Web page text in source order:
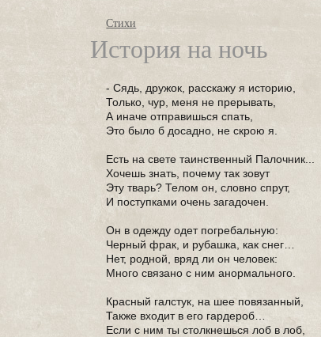
Стихи
История на ночь
- Сядь, дружок, расскажу я историю,
Только, чур, меня не прерывать,
А иначе отправишься спать,
Это было б досадно, не скрою я.
Есть на свете таинственный Палочник...
Хочешь знать, почему так зовут
Эту тварь? Телом он, словно спрут,
И поступками очень загадочен.
Он в одежду одет погребальную:
Черный фрак, и рубашка, как снег…
Нет, родной, вряд ли он человек:
Много связано с ним анормального.
Красный галстук, на шее повязанный,
Также входит в его гардероб…
Если с ним ты столкнешься лоб в лоб,